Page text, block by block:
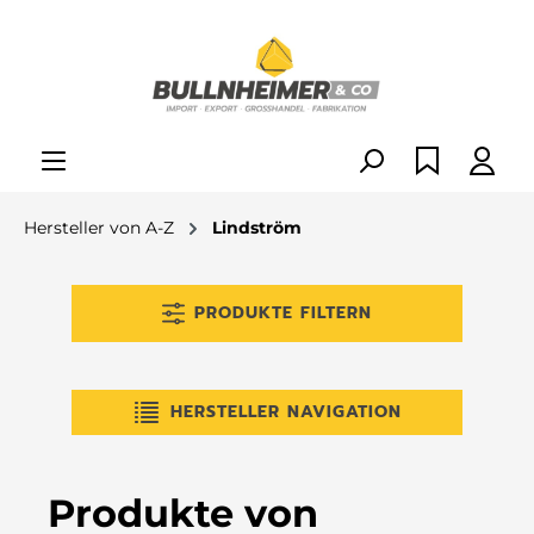
Hersteller von A-Z Lindström
PRODUKTE FILTERN
HERSTELLER NAVIGATION
Produkte von